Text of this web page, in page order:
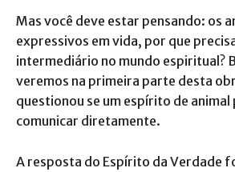
Mas você deve estar pensando: os
expressivos em vida, por que
intermediário no mundo espiritual?
veremos na primeira parte desta
questionou se um espírito de animal
comunicar diretamente.
A resposta do Espírito da Verdade